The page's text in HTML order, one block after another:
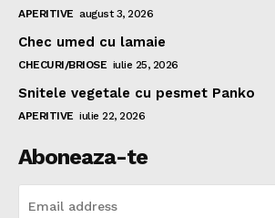
APERITIVE august 3, 2026
Chec umed cu lamaie
CHECURI/BRIOSE iulie 25, 2026
Snitele vegetale cu pesmet Panko
APERITIVE iulie 22, 2026
Aboneaza-te